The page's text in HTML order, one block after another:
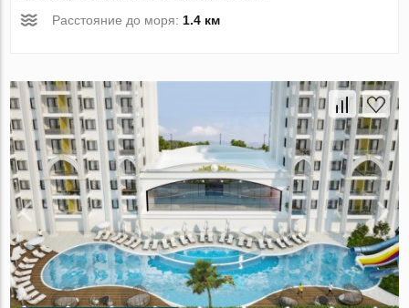
Расстояние до моря: 1.4 км